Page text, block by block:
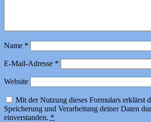
Name *
E-Mail-Adresse *
Website
Mit der Nutzung dieses Formulars erklärst
Speicherung und Verarbeitung deiner Daten
einverstanden. *